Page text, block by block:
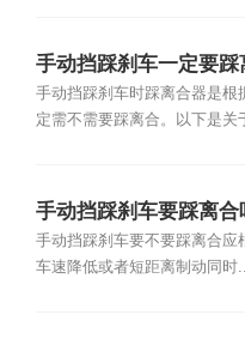
手动挡踩刹车一定要
手动挡踩刹车时踩离合器是根
定需不需要踩离合。以下是关
手动挡踩刹车要踩离合
手动挡踩刹车要不要踩离合应
车速降低或者短距离制动同时